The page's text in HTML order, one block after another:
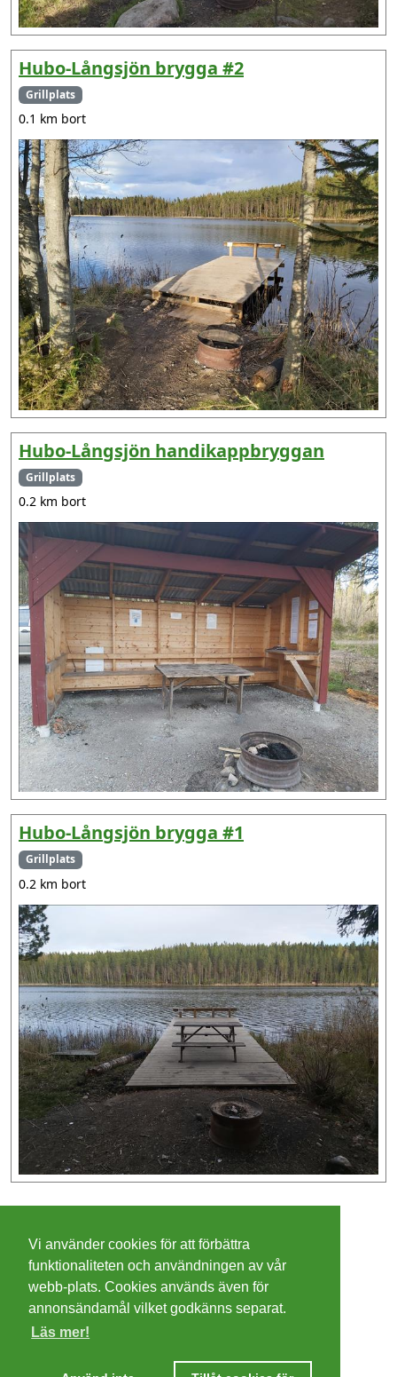
Hubo-Långsjön brygga #2
Grillplats
0.1 km bort
Hubo-Långsjön handikappbryggan
Grillplats
0.2 km bort
Hubo-Långsjön brygga #1
Grillplats
0.2 km bort
Cookies
Integritetspolicy
Villkor
Vi använder cookies för att förbättra
funktionaliteten och användningen av vår
webb-plats. Cookies används även för
annonsändamål vilket godkänns separat.
Läs mer!